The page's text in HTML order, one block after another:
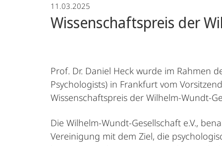
11.03.2025
Wissenschaftspreis der
Prof. Dr. Daniel Heck wurde im Rahmen
Psychologists) in Frankfurt vom
Wissenschaftspreis der Wilhelm-Wundt-
Die Wilhelm-Wundt-Gesellschaft e.V.,
Vereinigung mit dem Ziel, die